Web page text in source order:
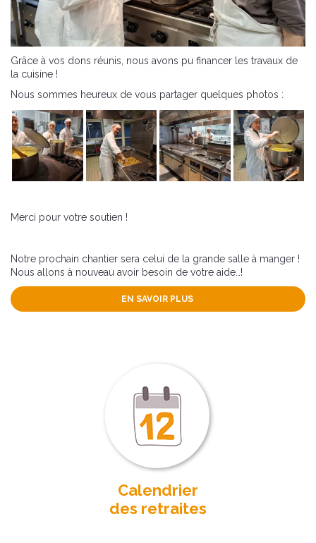
Grâce à vos dons réunis, nous avons pu financer les travaux de
la cuisine !
Nous sommes heureux de vous partager quelques photos :
Merci pour votre soutien !
Notre prochain chantier sera celui de la grande salle à manger !
Nous allons à nouveau avoir besoin de votre aide…!
EN SAVOIR PLUS
Calendrier
des retraites